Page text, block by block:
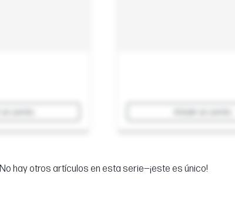
No hay otros artículos en esta serie—¡este es único!